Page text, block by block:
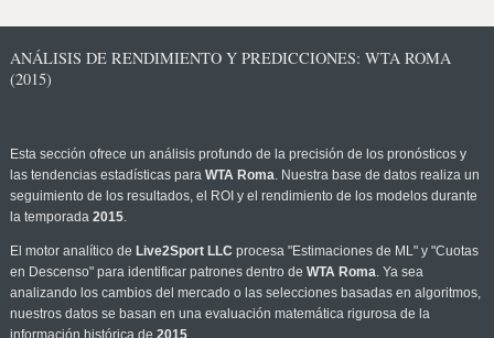
ANÁLISIS DE RENDIMIENTO Y PREDICCIONES: WTA ROMA
(2015)
Esta sección ofrece un análisis profundo de la precisión de los pronósticos y
las tendencias estadísticas para WTA Roma. Nuestra base de datos realiza un
seguimiento de los resultados, el ROI y el rendimiento de los modelos durante
la temporada 2015.
El motor analítico de Live2Sport LLC procesa "Estimaciones de ML" y "Cuotas
en Descenso" para identificar patrones dentro de WTA Roma. Ya sea
analizando los cambios del mercado o las selecciones basadas en algoritmos,
nuestros datos se basan en una evaluación matemática rigurosa de la
información histórica de 2015.